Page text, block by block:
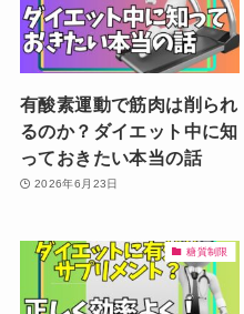
有酸素運動で筋肉は削られ
るのか？ダイエット中に知
っておきたい本当の話
2026年6月23日
糖質制限